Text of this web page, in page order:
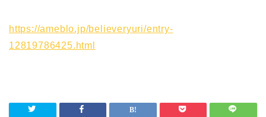
https://ameblo.jp/believeryuri/entry-
12819786425.html